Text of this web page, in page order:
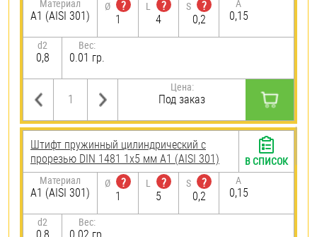
Материал
А1 (AISI 301)
Ø
?
1
L
?
4
S
?
0,2
A
0,15
d2
0,8
Вес:
0.01 гр.
Цена:
Под заказ
Штифт пружинный цилиндрический с
прорезью DIN 1481 1х5 мм А1 (AISI 301)
Материал
А1 (AISI 301)
Ø
?
1
L
?
5
S
?
0,2
A
0,15
d2 Вес:
В СПИСОК